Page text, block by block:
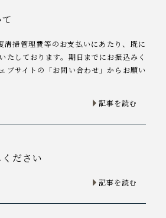
清掃管理費等のお支払いにあたり、既に
たしております。期日までにお振込みく
ブサイトの「お問い合わせ」からお願い
記事を読む
ださい
記事を読む